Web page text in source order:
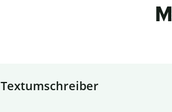
Textumschreiber